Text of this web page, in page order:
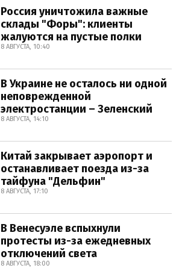
Россия уничтожила важные
склады "Форы": клиенты
жалуются на пустые полки
8 АВГУСТА, 10:40
В Украине не осталось ни одной
неповрежденной
электростанции – Зеленский
8 АВГУСТА, 14:10
Китай закрывает аэропорт и
останавливает поезда из-за
тайфуна "Дельфин"
8 АВГУСТА, 17:10
В Венесуэле вспыхнули
протесты из-за ежедневных
отключений света
8 АВГУСТА, 18:00